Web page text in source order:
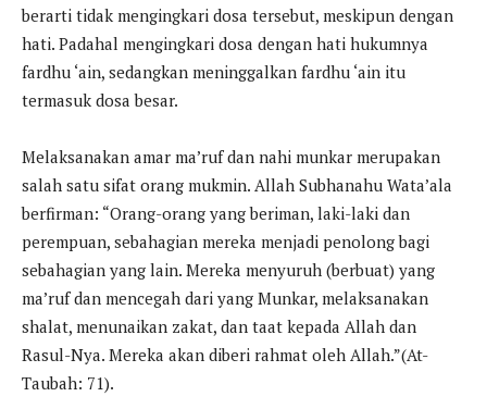
berarti tidak mengingkari dosa tersebut, meskipun dengan
hati. Padahal mengingkari dosa dengan hati hukumnya
fardhu ‘ain, sedangkan meninggalkan fardhu ‘ain itu
termasuk dosa besar.
Melaksanakan amar ma’ruf dan nahi munkar merupakan
salah satu sifat orang mukmin. Allah Subhanahu Wata’ala
berfirman: “Orang-orang yang beriman, laki-laki dan
perempuan, sebahagian mereka menjadi penolong bagi
sebahagian yang lain. Mereka menyuruh (berbuat) yang
ma’ruf dan mencegah dari yang Munkar, melaksanakan
shalat, menunaikan zakat, dan taat kepada Allah dan
Rasul-Nya. Mereka akan diberi rahmat oleh Allah.”(At-
Taubah: 71).